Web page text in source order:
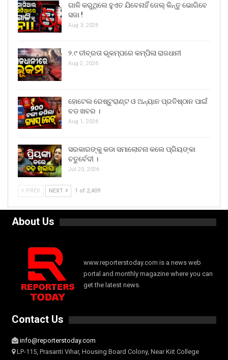
ଗାଳି କରୁଥିଲେ ହୁଏତ ଯିବେନାହିଁ ଜେଲ୍ କିନ୍ତୁ ଭୋଗିବେ
ସଜା !
Aug 3, 2026
୨.୯ ତୀବ୍ରତା ଭୂକମ୍ପରେ କମ୍ପିଲା ରାଜଧାନୀ
Aug 2, 2026
ହୋଟେଲ ରେଷ୍ଟୁରାଣ୍ଟ ଓ ଅନ୍ୟାନ ପ୍ରତିଷ୍ଠାନ ପାଇଁ
ବଡ ଖବର ।
Aug 1, 2026
ସରକାରଙ୍କୁ କଡା ସମାଲୋଚନା କଲେ ପ୍ରିୟଙ୍କା
ଚତୁର୍ବେଦୀ ।
Jul 20, 2026
PREV NEXT 1 of 2,409
About Us
www.reporterstoday.com is a news web
portal and monthly magazine where you can
get the latest news.
Contact Us
info@reporterstoday.com
LP-115, Prasanti Vihar, Housing Board Colony, Near Kiit College